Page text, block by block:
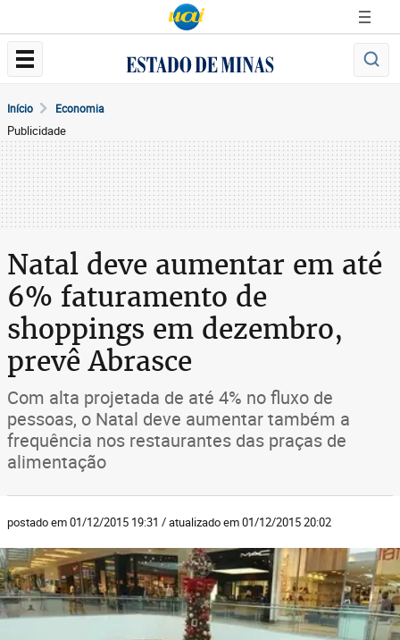
Início Economia
Publicidade
Natal deve aumentar em até
6% faturamento de
shoppings em dezembro,
prevê Abrasce
Com alta projetada de até 4% no fluxo de
pessoas, o Natal deve aumentar também a
frequência nos restaurantes das praças de
alimentação
postado em 01/12/2015 19:31 / atualizado em 01/12/2015 20:02